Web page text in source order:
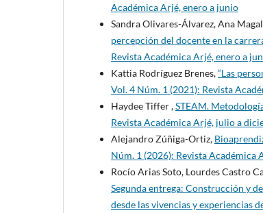
Académica Arjé, enero a junio
Sandra Olivares-Álvarez, Ana
percepción del docente en la
Revista Académica Arjé, enero a
Kattia Rodríguez Brenes,“Las
Vol. 4 Núm. 1 (2021): Revista
Haydee Tiffer ,STEAM.
Revista Académica Arjé, julio a
Alejandro Zúñiga-Ortiz,
Núm. 1 (2026): Revista Académica
Rocío Arias Soto, Lourdes Castro
Segunda entrega: Construcción y
desde las vivencias y experiencias